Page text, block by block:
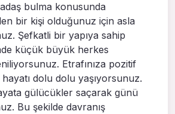
bulma konusunda
bir kişi olduğunuz için asla
Şefkatli bir yapıya sahip
küçük büyük herkes
Etrafınıza pozitif
hayatı dolu dolu yaşıyorsunuz.
gülücükler saçarak günü
Bu şekilde davranış